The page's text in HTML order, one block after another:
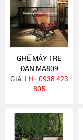
GHẾ MÂY TRE
ĐAN MA809
Giá: LH - 0938 423
805